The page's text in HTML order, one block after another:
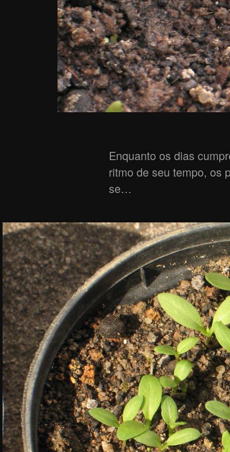
Enquanto os dias
ritmo de seu tempo, os
se…